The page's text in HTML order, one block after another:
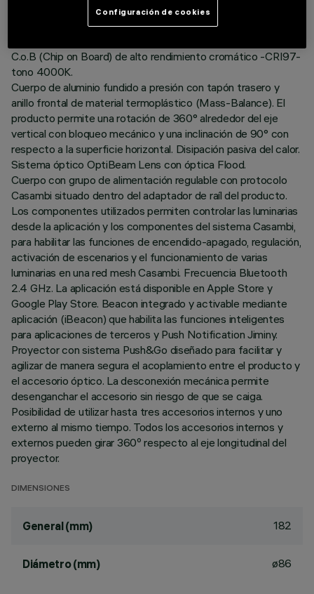
Proyector orientable Ø86 con adaptador para instalación en
C.o.B (Chip on Board) de alto rendimiento cromático -CRI97-
tono 4000K.
Cuerpo de aluminio fundido a presión con tapón trasero y
anillo frontal de material termoplástico (Mass-Balance). El
producto permite una rotación de 360° alrededor del eje
vertical con bloqueo mecánico y una inclinación de 90° con
respecto a la superficie horizontal. Disipación pasiva del calor.
Sistema óptico OptiBeam Lens con óptica Flood.
Cuerpo con grupo de alimentación regulable con protocolo
Casambi situado dentro del adaptador de raíl del producto.
Los componentes utilizados permiten controlar las luminarias
desde la aplicación y los componentes del sistema Casambi,
para habilitar las funciones de encendido-apagado, regulación,
activación de escenarios y el funcionamiento de varias
luminarias en una red mesh Casambi. Frecuencia Bluetooth
2.4 GHz. La aplicación está disponible en Apple Store y
Google Play Store. Beacon integrado y activable mediante
aplicación (iBeacon) que habilita las funciones inteligentes
para aplicaciones de terceros y Push Notification Jiminy.
Proyector con sistema Push&Go diseñado para facilitar y
agilizar de manera segura el acoplamiento entre el producto y
el accesorio óptico. La desconexión mecánica permite
desenganchar el accesorio sin riesgo de que se caiga.
Posibilidad de utilizar hasta tres accesorios internos y uno
externo al mismo tiempo. Todos los accesorios internos y
externos pueden girar 360º respecto al eje longitudinal del
proyector.
DIMENSIONES
General (mm) 182
Diámetro (mm) ø86
Configuración de cookies